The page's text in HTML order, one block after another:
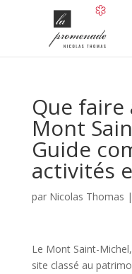
Que
Mont
Guide
activités
par Nicolas Thomas |
Le Mont Saint-
site classé au